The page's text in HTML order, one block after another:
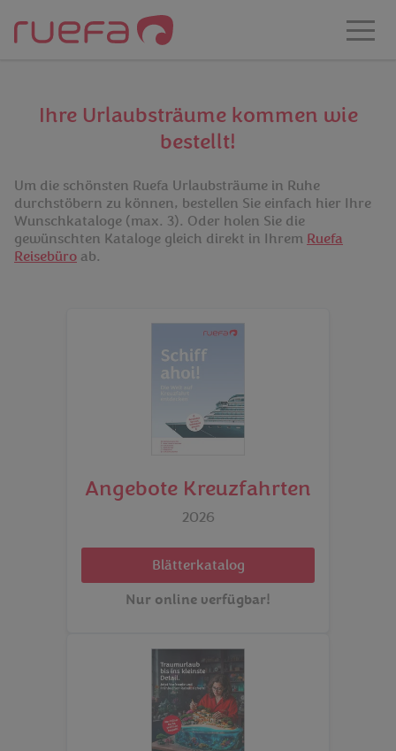
Zum Hauptinhalt springen
Ihre Urlaubsträume kommen wie
bestellt!
Um die schönsten Ruefa Urlaubsträume in Ruhe
durchstöbern zu können, bestellen Sie einfach hier Ihre
Wunschkataloge (max. 3). Oder holen Sie die
gewünschten Kataloge gleich direkt in Ihrem Ruefa
Reisebüro ab.
Angebote Kreuzfahrten
2026
Blätterkatalog
Nur online verfügbar!